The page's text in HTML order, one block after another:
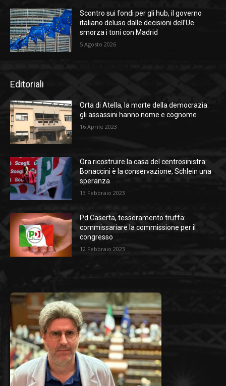
Scontro sui fondi per gli hub, il governo
italiano deluso dalle decisioni dell’Ue
smorza i toni con Madrid
5 Agosto 2026
Editoriali
Orta di Atella, la morte della democrazia:
gli assassini hanno nome e cognome
16 Aprile 2023
Ora ricostruire la casa del centrosinistra:
Bonaccini è la conservazione, Schlein una
speranza
13 Febbraio 2023
Pd Caserta, tesseramento truffa:
commissariare la commissione per il
congresso
12 Febbraio 2023